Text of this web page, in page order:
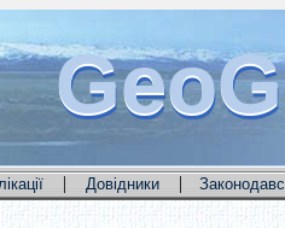
| Довідники |